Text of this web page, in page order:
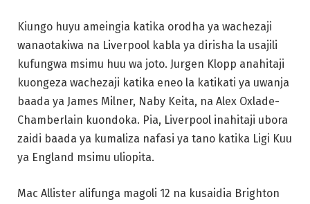
Kiungo huyu ameingia katika orodha ya wachezaji
wanaotakiwa na Liverpool kabla ya dirisha la usajili
kufungwa msimu huu wa joto. Jurgen Klopp anahitaji
kuongeza wachezaji katika eneo la katikati ya uwanja
baada ya James Milner, Naby Keita, na Alex Oxlade-
Chamberlain kuondoka. Pia, Liverpool inahitaji ubora
zaidi baada ya kumaliza nafasi ya tano katika Ligi Kuu
ya England msimu uliopita.
Mac Allister alifunga magoli 12 na kusaidia Brighton